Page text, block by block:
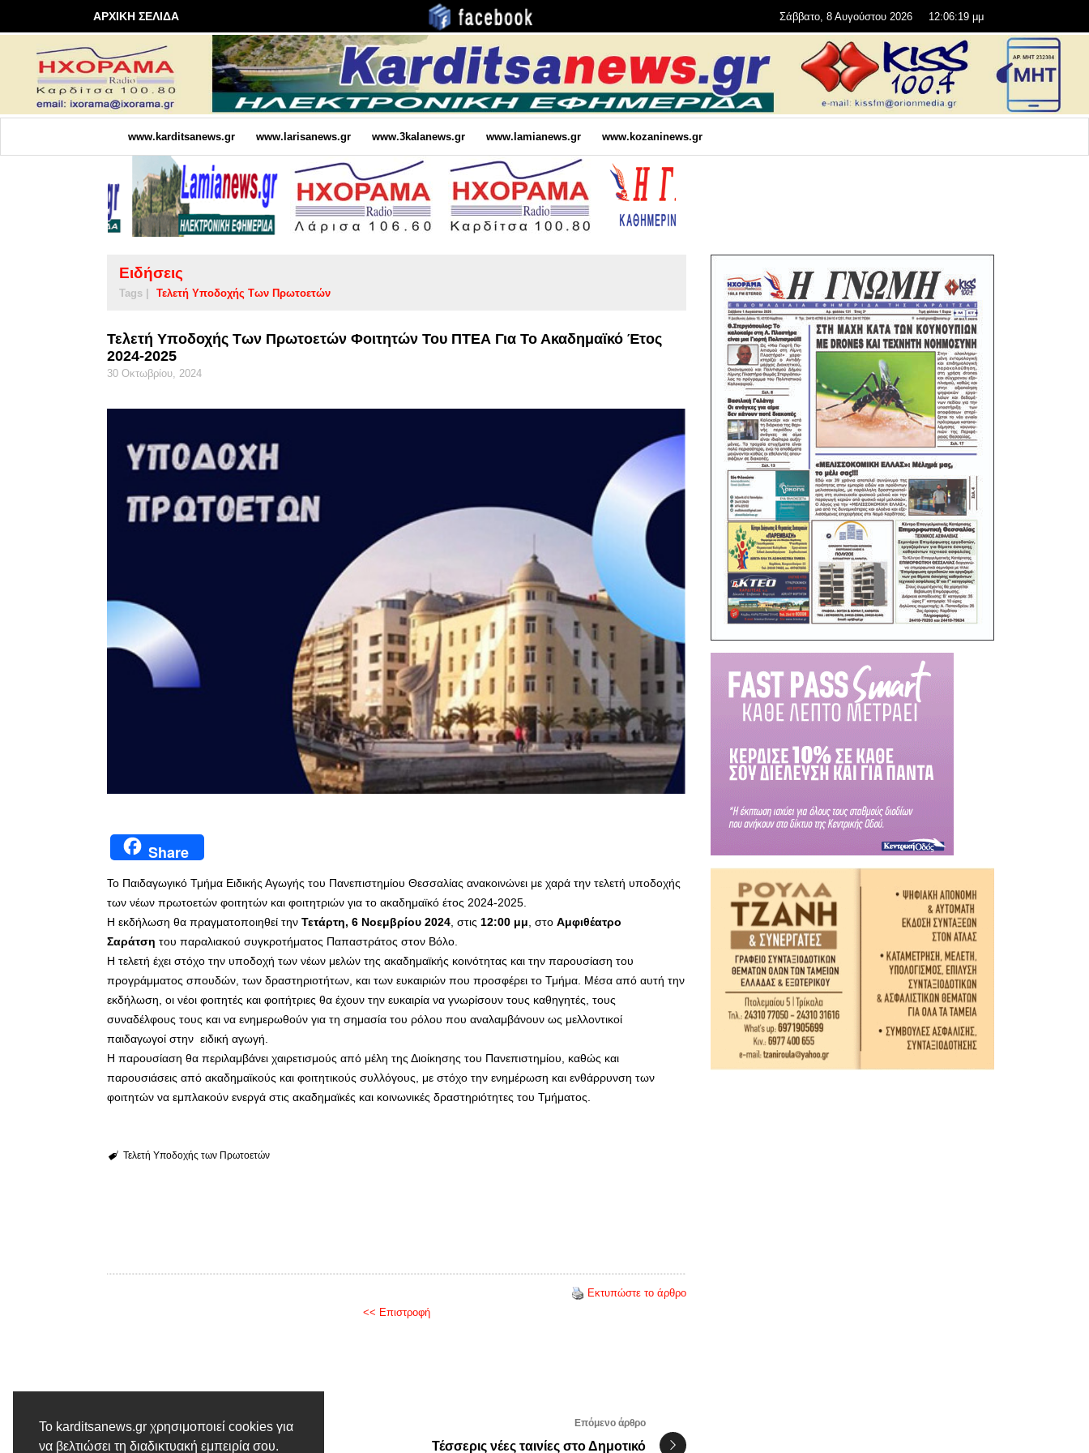
Το karditsanews.gr χρησιμοποιεί cookies για
να βελτιώσει τη διαδικτυακή εμπειρία σου.
ΑΡΧΙΚΗ ΣΕΛΙΔΑ Σάββατο, 8 Αυγούστου 2026 12:06:19 μμ
www.karditsanews.gr www.larisanews.gr www.3kalanews.gr www.lamianews.gr www.kozaninews.gr
Ειδήσεις
Tags | Τελετή Υποδοχής Των Πρωτοετών
Τελετή Υποδοχής Των Πρωτοετών Φοιτητών Του ΠΤΕΑ Για Το Ακαδημαϊκό Έτος
2024-2025
30 Οκτωβρίου, 2024
Share
Το Παιδαγωγικό Τμήμα Ειδικής Αγωγής του Πανεπιστημίου Θεσσαλίας ανακοινώνει με χαρά την τελετή υποδοχής
των νέων πρωτοετών φοιτητών και φοιτητριών για το ακαδημαϊκό έτος 2024-2025.
Η εκδήλωση θα πραγματοποιηθεί την Τετάρτη, 6 Νοεμβρίου 2024 , στις 12:00 μμ , στο Αμφιθέατρο
Σαράτση του παραλιακού συγκροτήματος Παπαστράτος στον Βόλο.
Η τελετή έχει στόχο την υποδοχή των νέων μελών της ακαδημαϊκής κοινότητας και την παρουσίαση του
προγράμματος σπουδών, των δραστηριοτήτων, και των ευκαιριών που προσφέρει το Τμήμα. Μέσα από αυτή την
εκδήλωση, οι νέοι φοιτητές και φοιτήτριες θα έχουν την ευκαιρία να γνωρίσουν τους καθηγητές, τους
συναδέλφους τους και να ενημερωθούν για τη σημασία του ρόλου που αναλαμβάνουν ως μελλοντικοί
παιδαγωγοί στην ειδική αγωγή.
Η παρουσίαση θα περιλαμβάνει χαιρετισμούς από μέλη της Διοίκησης του Πανεπιστημίου, καθώς και
παρουσιάσεις από ακαδημαϊκούς και φοιτητικούς συλλόγους, με στόχο την ενημέρωση και ενθάρρυνση των
φοιτητών να εμπλακούν ενεργά στις ακαδημαϊκές και κοινωνικές δραστηριότητες του Τμήματος.
Τελετή Υποδοχής των Πρωτοετών
Εκτυπώστε το άρθρο
<< Επιστροφή
Προηγούμενο άρθρο
Επόμενο άρθρο
Τέσσερις νέες ταινίες στο Δημοτικό